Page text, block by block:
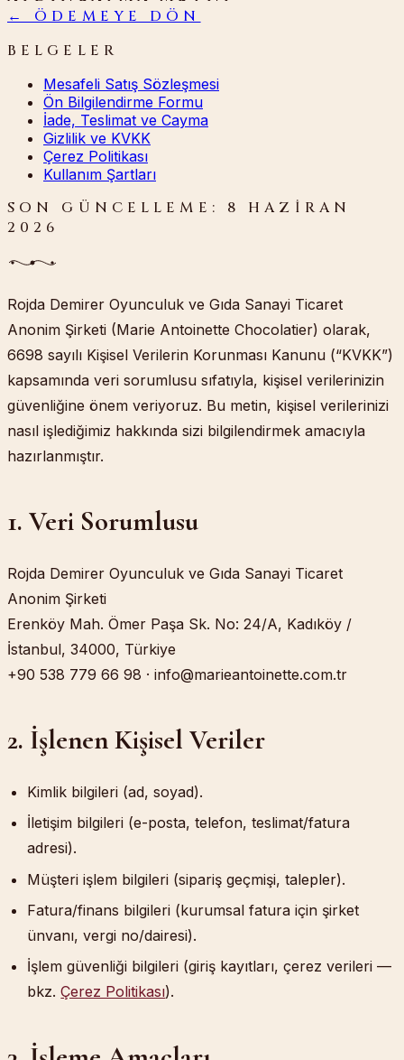
← ÖDEMEYE DÖN
BELGELER
Mesafeli Satış Sözleşmesi
Ön Bilgilendirme Formu
İade, Teslimat ve Cayma
Gizlilik ve KVKK
Çerez Politikası
Kullanım Şartları
SON GÜNCELLEME: 8 HAZIRAN
2026
Rojda Demirer Oyunculuk ve Gıda Sanayi Ticaret
Anonim Şirketi (Marie Antoinette Chocolatier) olarak,
6698 sayılı Kişisel Verilerin Korunması Kanunu (“KVKK”)
kapsamında veri sorumlusu sıfatıyla, kişisel verilerinizin
güvenliğine önem veriyoruz. Bu metin, kişisel verilerinizi
nasıl işlediğimiz hakkında sizi bilgilendirmek amacıyla
hazırlanmıştır.
1. Veri Sorumlusu
Rojda Demirer Oyunculuk ve Gıda Sanayi Ticaret
Anonim Şirketi
Erenköy Mah. Ömer Paşa Sk. No: 24/A, Kadıköy /
İstanbul, 34000, Türkiye
+90 538 779 66 98 · info@marieantoinette.com.tr
2. İşlenen Kişisel Veriler
Kimlik bilgileri (ad, soyad).
İletişim bilgileri (e-posta, telefon, teslimat/fatura
adresi).
Müşteri işlem bilgileri (sipariş geçmişi, talepler).
Fatura/finans bilgileri (kurumsal fatura için şirket
ünvanı, vergi no/dairesi).
İşlem güvenliği bilgileri (giriş kayıtları, çerez verileri —
bkz. Çerez Politikası).